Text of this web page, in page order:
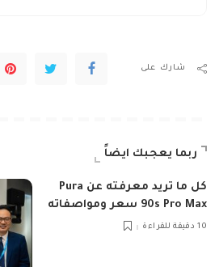
شارك على
ربما يعجبك ايضاً
كل ما تريد معرفته عن Pura
90s Pro Max سعر ومواصفاته
10 دقيقة للقراءة